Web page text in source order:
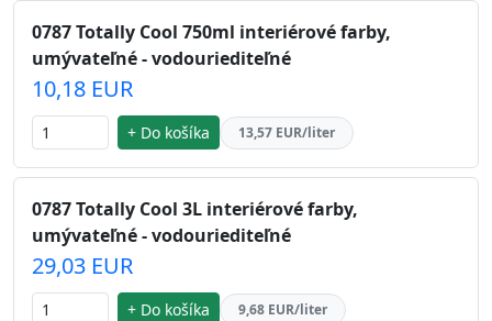
0787 Totally Cool 750ml interiérové farby,
umývateľné - vodouriediteľné
10,18 EUR
+ Do košíka 13,57 EUR/liter
0787 Totally Cool 3L interiérové farby,
umývateľné - vodouriediteľné
29,03 EUR
+ Do košíka
9,68 EUR/liter